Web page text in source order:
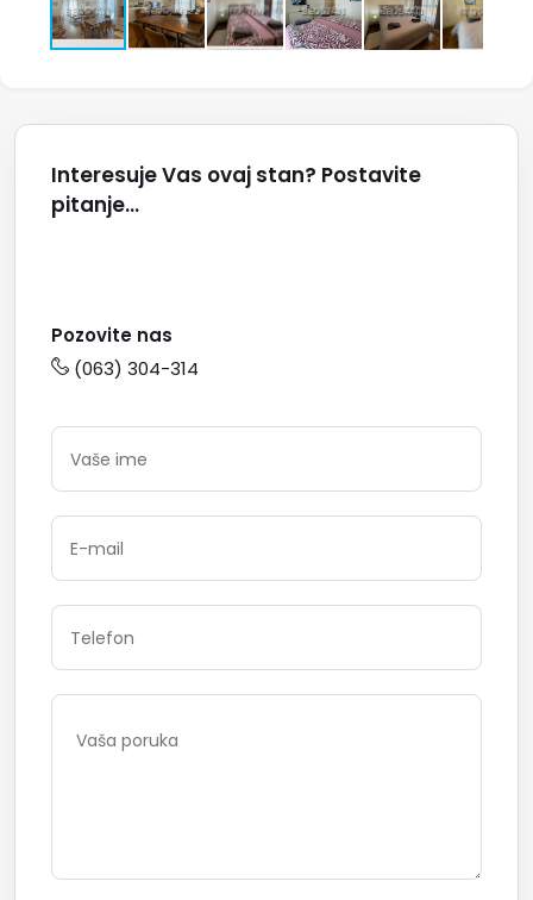
Interesuje Vas ovaj stan? Postavite
pitanje...
Pozovite nas
(063) 304-314